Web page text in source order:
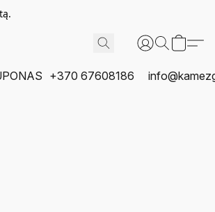
+370 67608186